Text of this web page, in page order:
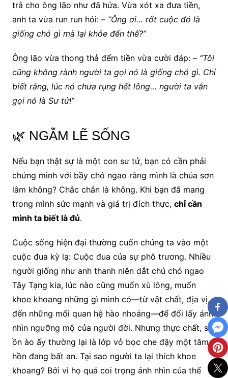
trả cho ông lão như đã hứa. Vừa xót xa đưa tiền,
anh ta vừa run run hỏi: – “Ông ơi… rốt cuộc đó là
giống chó gì mà lại khỏe đến thế?”
Ông lão vừa thong thả đếm tiền vừa cười đáp: – “Tôi
cũng không rành người ta gọi nó là giống chó gì. Chỉ
biết rằng, lúc nó chưa rụng hết lông… người ta vẫn
gọi nó là Sư tử!”
🌿 NGẪM LẼ SỐNG
Nếu bạn thật sự là một con sư tử, bạn có cần phải
chứng minh với bầy chó ngao rằng mình là chúa sơn
lâm không? Chắc chắn là không. Khi bạn đã mang
trong mình sức mạnh và giá trị đích thực, chỉ cần
mình ta biết là đủ.
Cuộc sống hiện đại thường cuốn chúng ta vào một
cuộc đua kỳ lạ: Cuộc đua của sự phô trương. Nhiều
người giống như anh thanh niên dắt chú chó ngao
Tây Tạng kia, lúc nào cũng muốn xù lông, muốn
khoe khoang những gì mình có—từ vật chất, địa vị,
đến những mối quan hệ hào nhoáng—để đổi lấy ánh
nhìn ngưỡng mộ của người đời. Nhưng thực chất, sự
ồn ào ấy thường lại là lớp vỏ bọc che đậy một tâm
hồn đang bất an. Tại sao người ta lại thích khoe
khoang? Bởi vì họ quá coi trọng ánh nhìn của thế